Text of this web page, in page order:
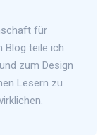
für
Blog teile ich
zum Design
Lesern zu